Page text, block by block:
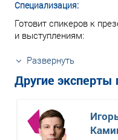
Специализация:
Готовит спикеров к
и выступлениям:
Развернуть
Другие эксперты